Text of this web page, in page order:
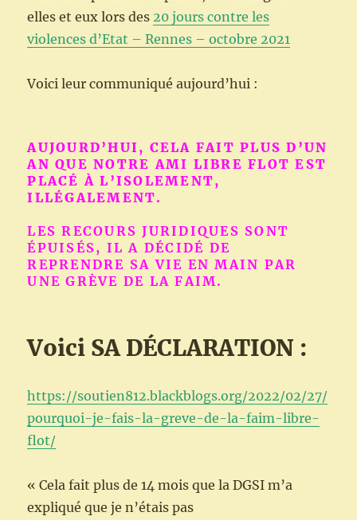
elles et eux lors des 20 jours contre les
violences d’Etat – Rennes – octobre 2021
Voici leur communiqué aujourd’hui :
AUJOURD’HUI, CELA FAIT PLUS D’UN
AN QUE NOTRE AMI LIBRE FLOT EST
PLACÉ À L’ISOLEMENT,
ILLÉGALEMENT.
LES RECOURS JURIDIQUES SONT
ÉPUISÉS, IL A DÉCIDÉ DE
REPRENDRE SA VIE EN MAIN PAR
UNE GRÈVE DE LA FAIM.
Voici SA DÉCLARATION :
https://soutien812.blackblogs.org/2022/02/27/
pourquoi-je-fais-la-greve-de-la-faim-libre-
flot/
« Cela fait plus de 14 mois que la DGSI m’a
expliqué que je n’étais pas